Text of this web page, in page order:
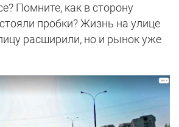
Помните, как в сторону
пробки? Жизнь на улице
расширили, но и рынок уже